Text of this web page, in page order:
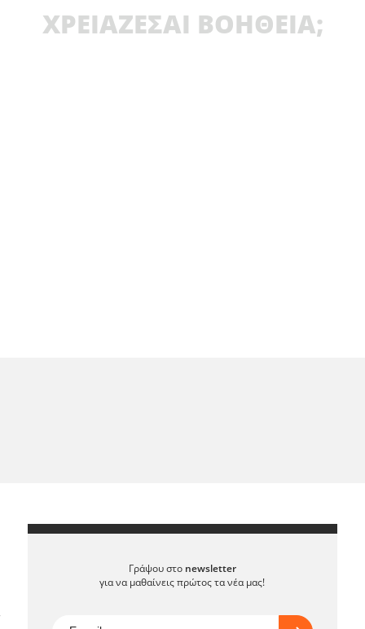
ΧΡΕΙΑΖΕΣΑΙ ΒΟΗΘΕΙΑ;
Γράψου στο newsletter
για να μαθαίνεις πρώτος τα νέα μας!